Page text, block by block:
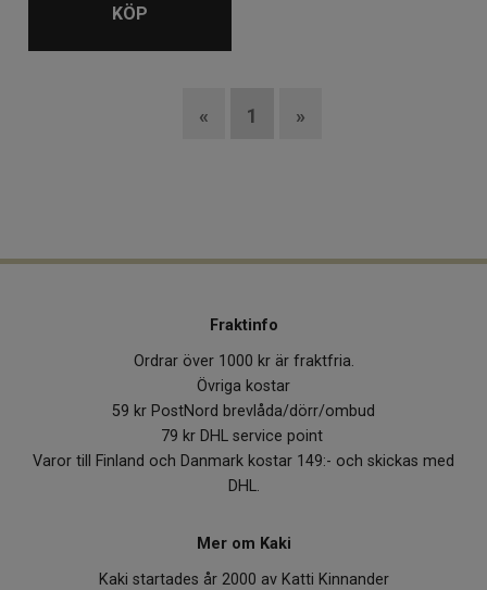
KÖP
« 1 »
Fraktinfo
Ordrar över 1000 kr är fraktfria.
Övriga kostar
59 kr PostNord brevlåda/dörr/ombud
79 kr DHL service point
Varor till Finland och Danmark kostar 149:- och skickas med
DHL.
Mer om Kaki
Kaki startades år 2000 av Katti Kinnander